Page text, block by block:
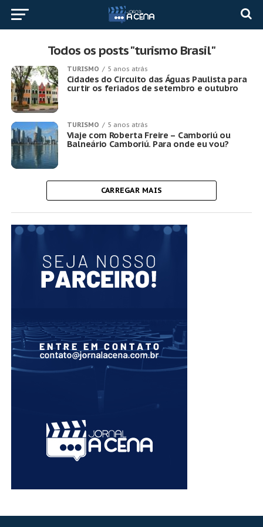
Todos os posts "turismo Brasil"
TURISMO 5 anos atrás
Cidades do Circuito das Águas Paulista para
curtir os feriados de setembro e outubro
TURISMO 5 anos atrás
Viaje com Roberta Freire – Camboriú ou
Balneário Camboriú. Para onde eu vou?
CARREGAR MAIS